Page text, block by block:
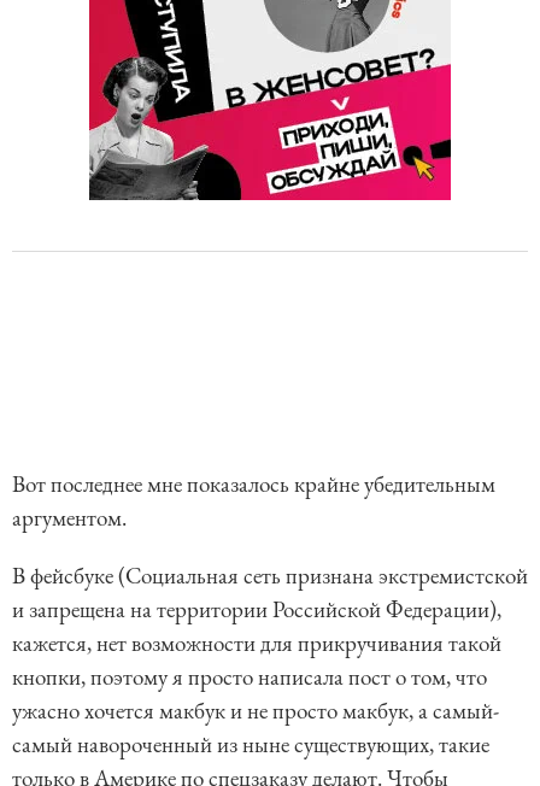
Вот последнее мне показалось крайне убедительным
аргументом.
В фейсбуке (Социальная сеть признана экстремистской
и запрещена на территории Российской Федерации),
кажется, нет возможности для прикручивания такой
кнопки, поэтому я просто написала пост о том, что
ужасно хочется макбук и не просто макбук, а самый-
самый навороченный из ныне существующих, такие
только в Америке по спецзаказу делают. Чтобы